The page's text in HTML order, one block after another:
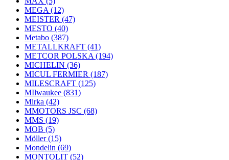
MEGA (12)
MEISTER (47)
MESTO (40)
Metabo (387)
METALLKRAFT (41)
METCOR POLSKA (194)
MICHELIN (36)
MICUL FERMIER (187)
MILESCRAFT (125)
MIlwaukee (831)
Mirka (42)
MMOTORS JSC (68)
MMS (19)
MOB (5)
Möller(15)
Mondelin (69)
MONTOLIT (52)